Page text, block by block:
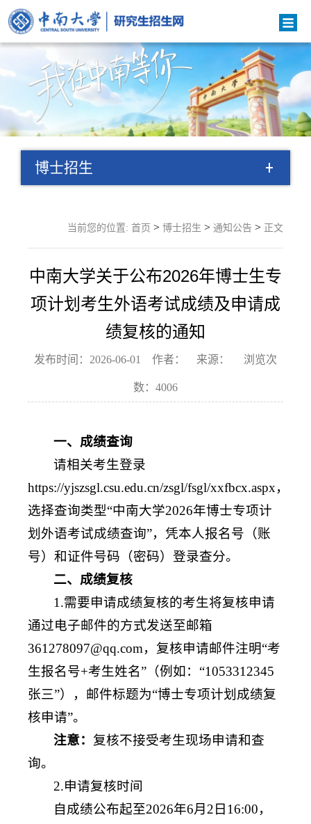
博士招生
当前您的位置: 首页 > 博士招生 > 通知公告 > 正文
中南大学关于公布2026年博士生专
项计划考生外语考试成绩及申请成
绩复核的通知
发布时间：2026-06-01 作者： 来源： 浏览次
数： 4006
一、成绩查询
请相关考生登录
https://yjszsgl.csu.edu.cn/zsgl/fsgl/xxfbcx.aspx，
选择查询类型“中南大学2026年博士专项计
划外语考试成绩查询”，凭本人报名号（账
号）和证件号码（密码）登录查分。
二、成绩复核
1.需要申请成绩复核的考生将复核申请
通过电子邮件的方式发送至邮箱
361278097@qq.com，复核申请邮件注明“考
生报名号+考生姓名”（例如：“1053312345
张三”），邮件标题为“博士专项计划成绩复
核申请”。
注意： 复核不接受考生现场申请和查
询。
2.申请复核时间
自成绩公布起至2026年6月2日16:00，